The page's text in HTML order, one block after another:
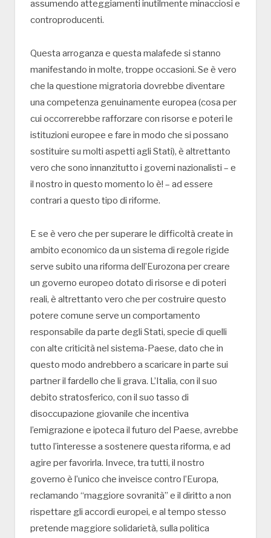
assumendo atteggiamenti inutilmente minacciosi e
controproducenti.
Questa arroganza e questa malafede si stanno
manifestando in molte, troppe occasioni. Se è vero
che la questione migratoria dovrebbe diventare
una competenza genuinamente europea (cosa per
cui occorrerebbe rafforzare con risorse e poteri le
istituzioni europee e fare in modo che si possano
sostituire su molti aspetti agli Stati), è altrettanto
vero che sono innanzitutto i governi nazionalisti – e
il nostro in questo momento lo è! – ad essere
contrari a questo tipo di riforme.
E se è vero che per superare le difficoltà create in
ambito economico da un sistema di regole rigide
serve subito una riforma dell’Eurozona per creare
un governo europeo dotato di risorse e di poteri
reali, è altrettanto vero che per costruire questo
potere comune serve un comportamento
responsabile da parte degli Stati, specie di quelli
con alte criticità nel sistema-Paese, dato che in
questo modo andrebbero a scaricare in parte sui
partner il fardello che li grava. L’Italia, con il suo
debito stratosferico, con il suo tasso di
disoccupazione giovanile che incentiva
l’emigrazione e ipoteca il futuro del Paese, avrebbe
tutto l’interesse a sostenere questa riforma, e ad
agire per favorirla. Invece, tra tutti, il nostro
governo è l’unico che inveisce contro l’Europa,
reclamando “maggiore sovranità” e il diritto a non
rispettare gli accordi europei, e al tempo stesso
pretende maggiore solidarietà, sulla politica